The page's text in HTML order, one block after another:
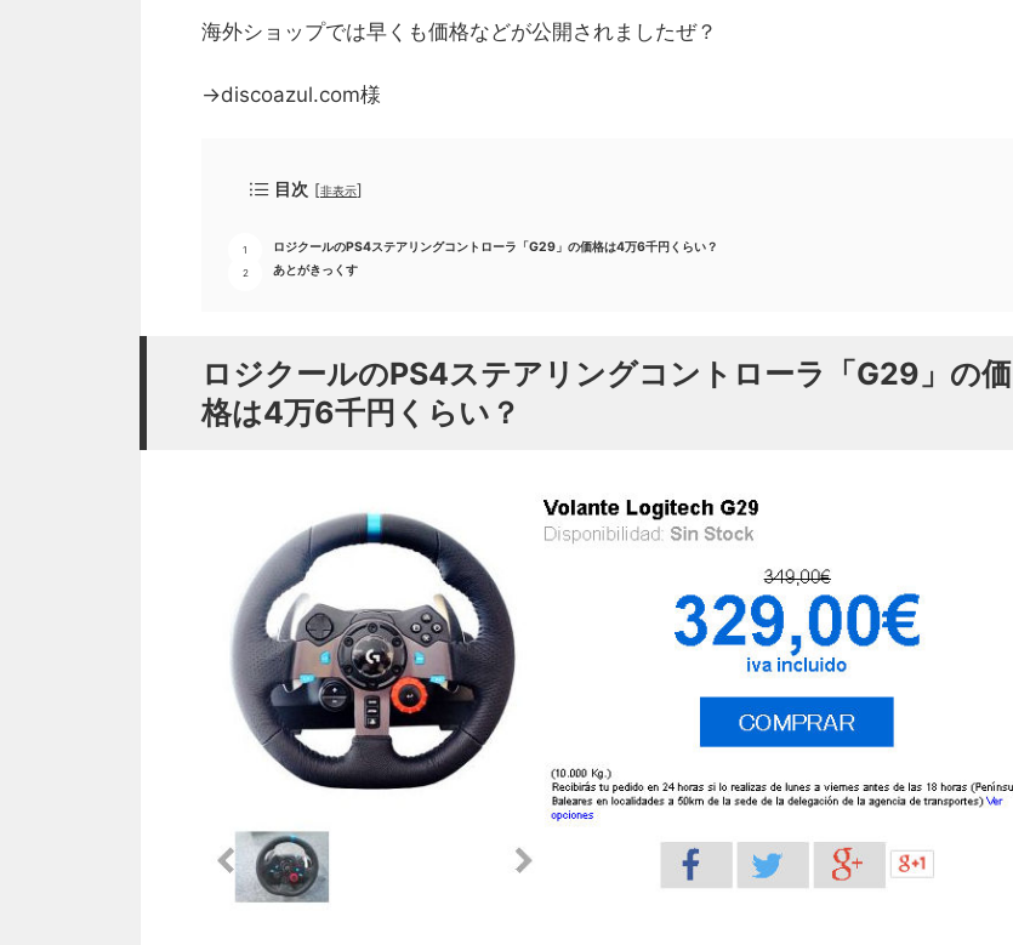
海外ショップでは早くも価格などが公開されましたぜ？
→discoazul.com様
目次 [非表示]
ロジクールのPS4ステアリングコントローラ「G29」の価格は4万6千円くらい？
あとがきっくす
ロジクールのPS4ステアリングコントローラ「G29」の価
格は4万6千円くらい？